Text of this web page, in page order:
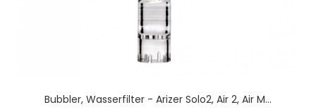
Bubbler, Wasserfilter - Arizer Solo2, Air 2, Air M...